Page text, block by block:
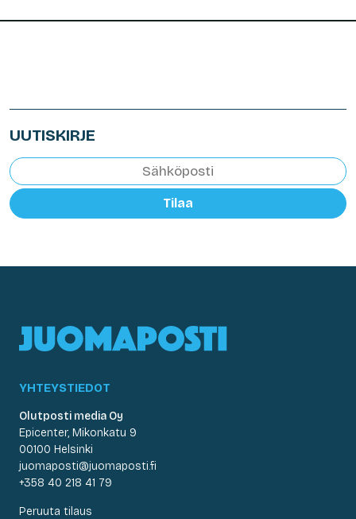
UUTISKIRJE
Tilaa
YHTEYSTIEDOT
Olutposti media Oy
Epicenter, Mikonkatu 9
00100 Helsinki
juomaposti@juomaposti.fi
+358 40 218 41 79
Peruuta tilaus